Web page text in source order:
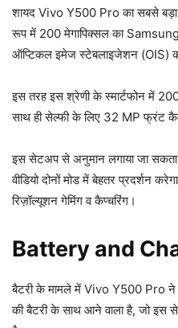
शायद Vivo Y500 Pro का सबसे
रूप में 200 मेगापिक्सल का
ऑप्टिकल इमेज स्टेबलाइजेशन (OIS) का
इस तरह इस श्रेणी के स्मार्टफोन में
साथ ही सेल्फी के लिए 32 MP फ्रंट
इस सेटअप से अनुमान लगाया जा
वीडियो दोनों मोड में बेहतर प्रदर्शन
रिज़ॉल्यूशन गेमिंग व कैप्चरिंग।
Battery and
बैटरी के मामले में Vivo Y500 Pro ने
की बैटरी के साथ आने वाला है, जो इस